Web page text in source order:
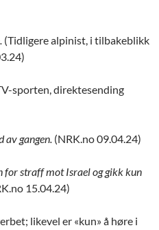
(Tidligere alpinist, i tilbakeblikk
sporten, direktesending
av gangen. (NRK.no 09.04.24)
for straff mot Israel og gikk kun
15.04.24)
likevel er «kun» å høre i